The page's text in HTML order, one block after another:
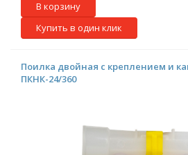
В корзину
Купить в один клик
Поилка двойная с креплением и
ПКНК-24/360